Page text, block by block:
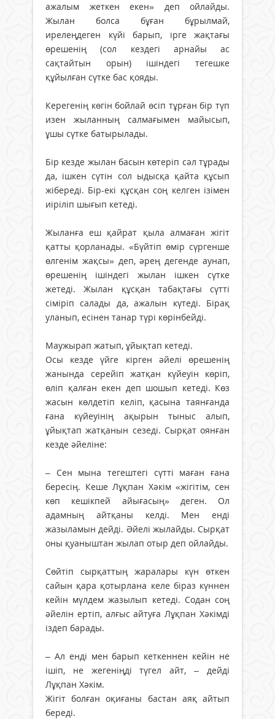
ажалым жеткен екен» деп ойлайды.
Жылан болса бұған бұрылмай,
ирелеңдеген күйі барып, ірге жақтағы
өрешенің (сол кездегі арнайы ас
сақтайтын орын) ішіндегі тегешке
құйылған сүтке бас қояды.
Керегенің көгін бойлай өсіп тұрған бір түп
изен жыланның салмағымен майысып,
ұшы сүтке батырылады.
Бір кезде жылан басын көтеріп сәл тұрады
да, ішкен сүтін сол ыдысқа қайта құсып
жібереді. Бір-екі құсқан соң келген ізімен
иіріліп шығып кетеді.
Жыланға еш қайрат қыла алмаған жігіт
қатты қорланады. «Бүйтіп өмір сүргенше
өлгенім жақсы» деп, әрең дегенде аунап,
өрешенің ішіндегі жылан ішкен сүтке
жетеді. Жылан құсқан табақтағы сүтті
сіміріп салады да, ажалын күтеді. Бірақ
уланып, есінен танар түрі көрінбейді.
Маужырап жатып, ұйықтап кетеді.
Осы кезде үйге кірген әйелі өрешенің
жанында серейіп жатқан күйеуін көріп,
өліп қалған екен деп шошып кетеді. Көз
жасын көлдетіп келіп, қасына таянғанда
ғана күйеуінің ақырын тыныс алып,
ұйықтап жатқанын сезеді. Сырқат оянған
кезде әйеліне:
– Сен мына тегештегі сүтті маған ғана
бересің. Кеше Лұқпан Хәкім «жігітім, сен
көп кешікпей айығасың» деген. Ол
адамның айтқаны келді. Мен енді
жазыламын дейді. Әйелі жылайды. Сырқат
оны қуаныштан жылап отыр деп ойлайды.
Сөйтіп сырқаттың жаралары күн өткен
сайын қара қотырлана келе біраз күннен
кейін мүлдем жазылып кетеді. Содан соң
әйелін ертіп, алғыс айтуға Лұқпан Хәкімді
іздеп барады.
– Ал енді мен барып кеткеннен кейін не
ішіп, не жегеніңді түгел айт, – дейді
Лұқпан Хәкім.
Жігіт болған оқиғаны бастан аяқ айтып
береді.